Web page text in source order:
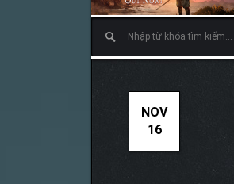
NOV
16